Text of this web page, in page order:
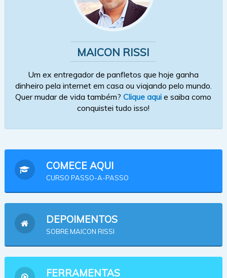
MAICON RISSI
Um ex entregador de panfletos que hoje ganha
dinheiro pela internet em casa ou viajando pelo mundo.
Quer mudar de vida também?Clique aqui e saiba como
conquistei tudo isso!
COMECE AQUI
CURSO PASSO-A-PASSO
DEPOIMENTOS
SOBRE MAICON RISSI
FERRAMENTAS